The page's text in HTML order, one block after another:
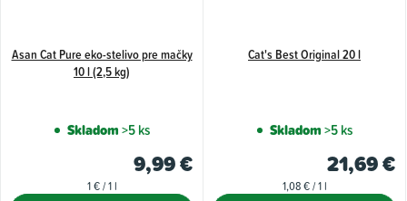
Asan Cat Pure eko-stelivo pre mačky
10 l (2,5 kg)
Skladom>5 ks
9,99 €
Jednotková
1 € / 1 l
Cat's Best Original 20 l
Skladom>5 ks
21,69 €
Jednotková
1,08 € / 1 l